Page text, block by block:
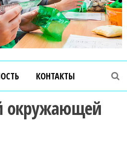
КОНТАКТЫ
окружающей